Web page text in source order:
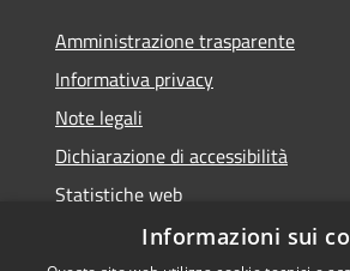
Amministrazione trasparente
Informativa privacy
Note legali
Dichiarazione di accessibilità
Statistiche web
Informazioni sui